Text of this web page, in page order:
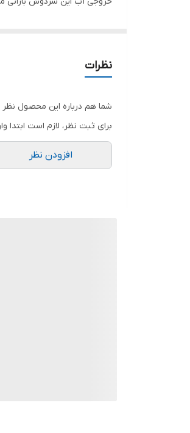
نظرات
شما هم درباره این محصول نظر
برای ثبت نظر، لازم است ابتدا
افزودن نظر